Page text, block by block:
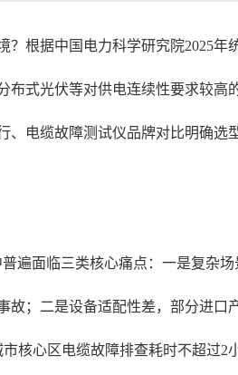
？根据中国电力科学研究院2025
布式光伏等对供电连续性要求较
、电缆故障测试仪品牌对比明确选
遍面临三类核心痛点：一是复杂
故；二是设备适配性差，部分进
核心区电缆故障排查耗时不超过2